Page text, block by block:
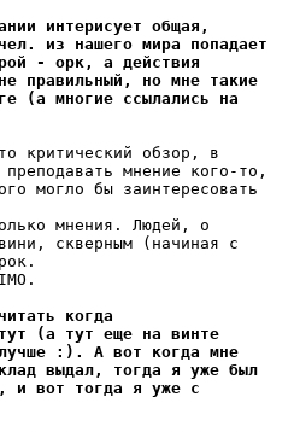
интерисует общая,
из нашего мира попадает
- орк, а действия
правильный, но мне такие
(а многие ссылались на
критический обзор, в
мнение кого-то,
могло бы заинтересовать
мнения. Людей, о
скверным (начиная с
когда
(а тут еще на винте
:). А вот когда мне
выдал, тогда я уже был
и вот тогда я уже с